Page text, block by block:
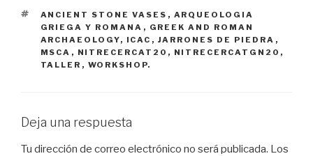
ETIQUETAS
ANCIENT STONE VASES , ARQUEOLOGIA
GRIEGA Y ROMANA , GREEK AND ROMAN
ARCHAEOLOGY, ICAC , JARRONES DE PIEDRA ,
MSCA , NITRECERCAT20 , NITRECERCATGN20 ,
TALLER , WORKSHOP.
Deja una respuesta
Tu dirección de correo electrónico no será publicada. Los